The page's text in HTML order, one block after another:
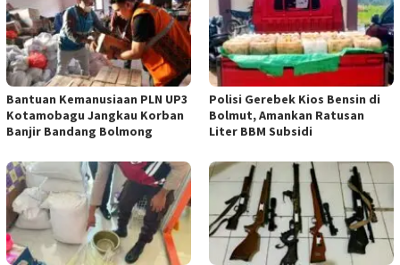
Bantuan Kemanusiaan PLN UP3
Kotamobagu Jangkau Korban
Banjir Bandang Bolmong
Polisi Gerebek Kios Bensin di
Bolmut, Amankan Ratusan
Liter BBM Subsidi